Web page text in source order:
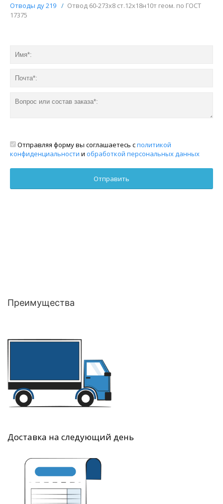
Отводы ду 219 / Отвод 60-273х8 ст.12х18н10т геом. по ГОСТ
17375
Отправляя форму вы соглашаетесь сполитикой
конфиденциальности и обработкой персональных данных
Преимущества
Доставка на следующий день